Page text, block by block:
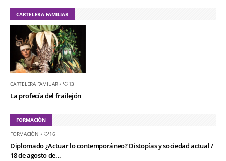
CARTELERA FAMILIAR
CARTELERA FAMILIAR• 13
La profecía del frailejón
FORMACIÓN
FORMACIÓN • 16
Diplomado ¿Actuar lo contemporáneo? Distopías y sociedad actual /
18 de agosto de...